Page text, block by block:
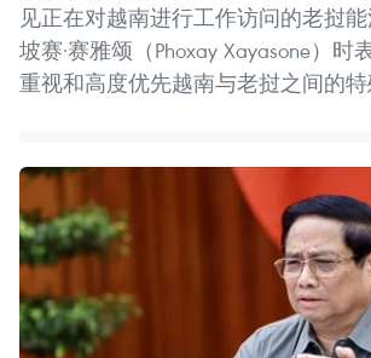
见正在对越南进行工作访问的老挝
坡赛·赛雅颂（Phoxay Xayasone）时
重视和高度优先越南与老挝之间的特